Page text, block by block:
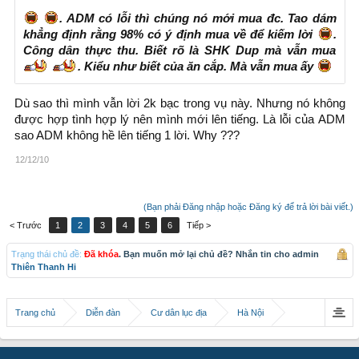
. ADM có lỗi thì chúng nó mới mua đc. Tao dám
khẳng định rằng 98% có ý định mua về để kiếm lời
.
Công dân thực thu. Biết rõ là SHK Dup mà vẫn mua
. Kiểu như biết của ăn cắp. Mà vẫn mua ấy
Dù sao thì mình vẫn lời 2k bạc trong vụ này. Nhưng nó không
được hợp tình hợp lý nên mình mới lên tiếng. Là lỗi của ADM
sao ADM không hề lên tiếng 1 lời. Why ???
12/12/10
(Bạn phải Đăng nhập hoặc Đăng ký để trả lời bài viết.)
< Trước
1 2 3 4 5 6 Tiếp >
Trạng thái chủ đề: Đã khóa. Bạn muốn mở lại chủ đề? Nhắn tin cho admin
Thiên Thanh Hi
Trang chủ Diễn đàn Cư dân lục địa Hà Nội